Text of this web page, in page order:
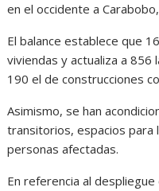
en el occidente a
El balance establece que
viviendas y actualiza a 856
190 el de construcciones
Asimismo, se han
transitorios, espacios para
personas afectadas.
En referencia al